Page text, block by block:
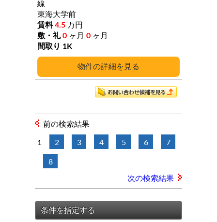
詳細
線
東海大学前
4.5 万円
0 ヶ月 0 ヶ月
1K
前の検索結果
1 2 3 4 5 6 7
8
次の検索結果